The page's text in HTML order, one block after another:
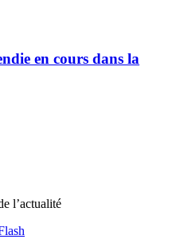
en cours dans la
l’actualité